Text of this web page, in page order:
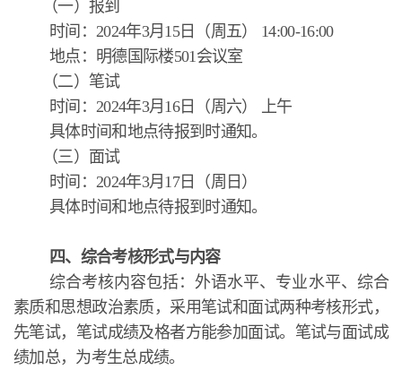
（一）报到
时间：2024年3月15日（周五） 14:00-16:00
地点：明德国际楼501会议室
（二）笔试
时间：2024年3月16日（周六） 上午
具体时间和地点待报到时通知。
（三）面试
时间：2024年3月17日（周日）
具体时间和地点待报到时通知。
四、综合考核形式与内容
综合考核内容包括：外语水平、专业水平、综合
素质和思想政治素质，采用笔试和面试两种考核形式，
先笔试，笔试成绩及格者方能参加面试。笔试与面试成
绩加总，为考生总成绩。